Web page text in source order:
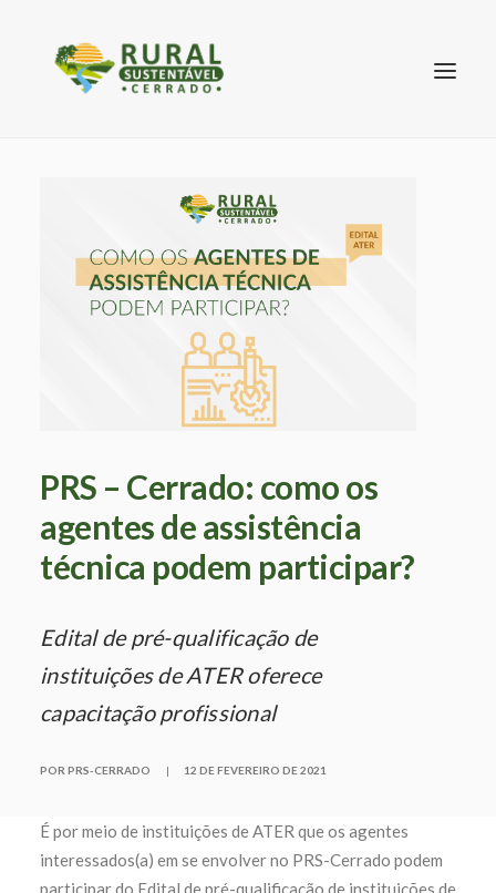
SEARCH
PRS – Cerrado: como os
agentes de assistência
técnica podem participar?
Edital de pré-qualificação de
instituições de ATER oferece
capacitação profissional
POR PRS-CERRADO | 12 DE FEVEREIRO DE 2021
É por meio de instituições de ATER que os agentes
interessados(a) em se envolver no PRS-Cerrado podem
participar do Edital de pré-qualificação de instituições de